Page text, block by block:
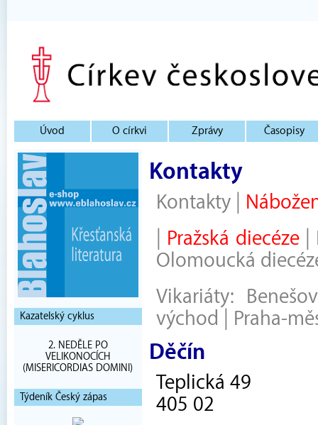
Úvod O církvi Zprávy Časopisy
Kazatelský cyklus
2. NEDĚLE PO
VELIKONOCÍCH
(MISERICORDIAS DOMINI)
Týdeník Český zápas
Kontakty
Kontakty
Pražská diecéze|
Olomoucká
Vikariáty: Benešov
východ
Praha-
Děčín
Teplická 49
405 02